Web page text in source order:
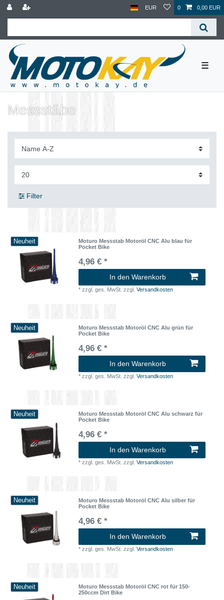
EUR 0 0,00 EUR
☰
Messstäbe
Filter
Neuheit
Moturo Messstab Motoröl CNC Alu blau für
Pocket Bike
4,96 € *
In den Warenkorb
*zzgl. ges. MwSt. zzgl.Versandkosten
Neuheit
Moturo Messstab Motoröl CNC Alu grün für
Pocket Bike
4,96 € *
In den Warenkorb
*zzgl. ges. MwSt. zzgl.Versandkosten
Neuheit
Moturo Messstab Motoröl CNC Alu schwarz für
Pocket Bike
4,96 € *
In den Warenkorb
*zzgl. ges. MwSt. zzgl.Versandkosten
Neuheit
Moturo Messstab Motoröl CNC Alu silber für
Pocket Bike
4,96 € *
In den Warenkorb
*zzgl. ges. MwSt. zzgl.Versandkosten
Neuheit
Moturo Messstab Motoröl CNC rot für 150-
250ccm Dirt Bike